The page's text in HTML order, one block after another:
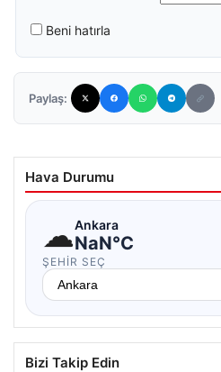
Beni hatırla
Paylaş:
Hava Durumu
☁Ankara
NaN°C
ŞEHIR SEÇ
Bizi Takip Edin